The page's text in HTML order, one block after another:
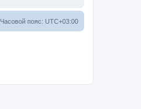
Часовой пояс: UTC+03:00